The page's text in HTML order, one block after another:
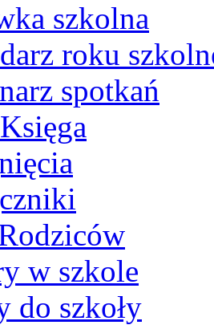
szkolna
roku
spotkań
w szkole
do szkoły